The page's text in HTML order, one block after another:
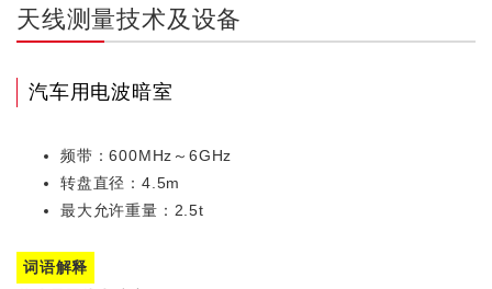
天线测量技术及设备
汽车用电波暗室
频带：600MHz～6GHz
转盘直径：4.5m
最大允许重量：2.5t
词语解释